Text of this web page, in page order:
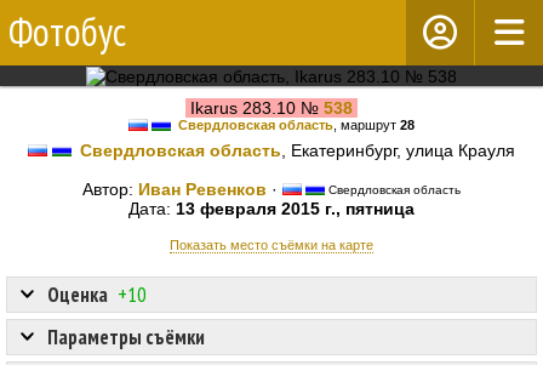
Фотобус
Ikarus 283.10 № 538
Свердловская область , маршрут 28
Свердловская область , Екатеринбург, улица Крауля
Автор: Иван Ревенков · Свердловская область
Дата: 13 февраля 2015 г., пятница
Показать место съёмки на карте
Оценка +10
Параметры съёмки